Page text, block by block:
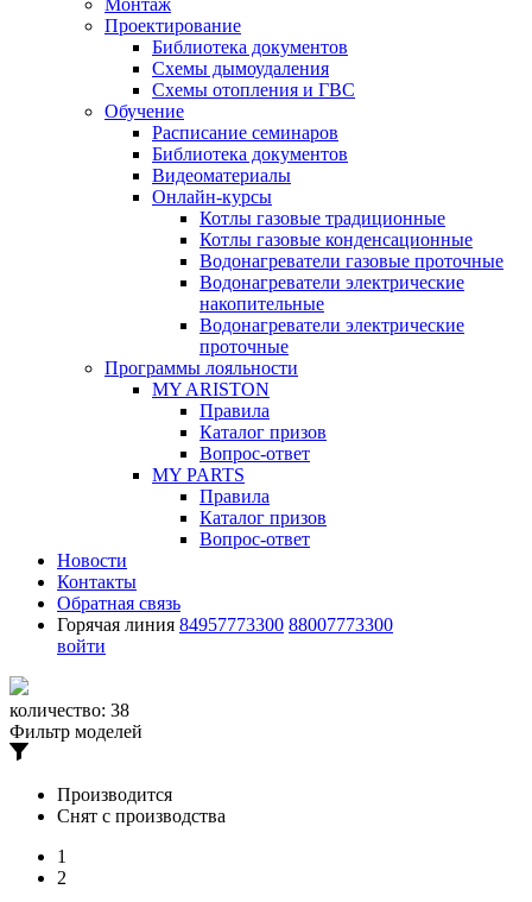
Монтаж
Проектирование
Библиотека документов
Схемы дымоудаления
Схемы отопления и ГВС
Обучение
Расписание семинаров
Библиотека документов
Видеоматериалы
Онлайн-курсы
Котлы газовые традиционные
Котлы газовые конденсационные
Водонагреватели газовые проточные
Водонагреватели электрические
накопительные
Водонагреватели электрические
проточные
Программы лояльности
MY ARISTON
Правила
Каталог призов
Вопрос-ответ
MY PARTS
Правила
Каталог призов
Вопрос-ответ
Новости
Контакты
Обратная связь
Горячая линия 84957773300 88007773300
войти
количество: 38
Фильтр моделей
Производится
Снят с производства
1
2